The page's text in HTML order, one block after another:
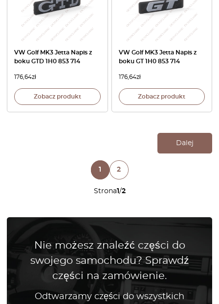
VW Golf MK3 Jetta Napis z
boku GTD 1H0 853 714
176,64zł
Zobacz produkt
VW Golf MK3 Jetta Napis z
boku GT 1H0 853 714
176,64zł
Zobacz produkt
Strona1/2
Dalej
1 2
Nie możesz znaleźć części do
swojego samochodu? Sprawdź
części na zamówienie.
Odtwarzamy części do wszystkich